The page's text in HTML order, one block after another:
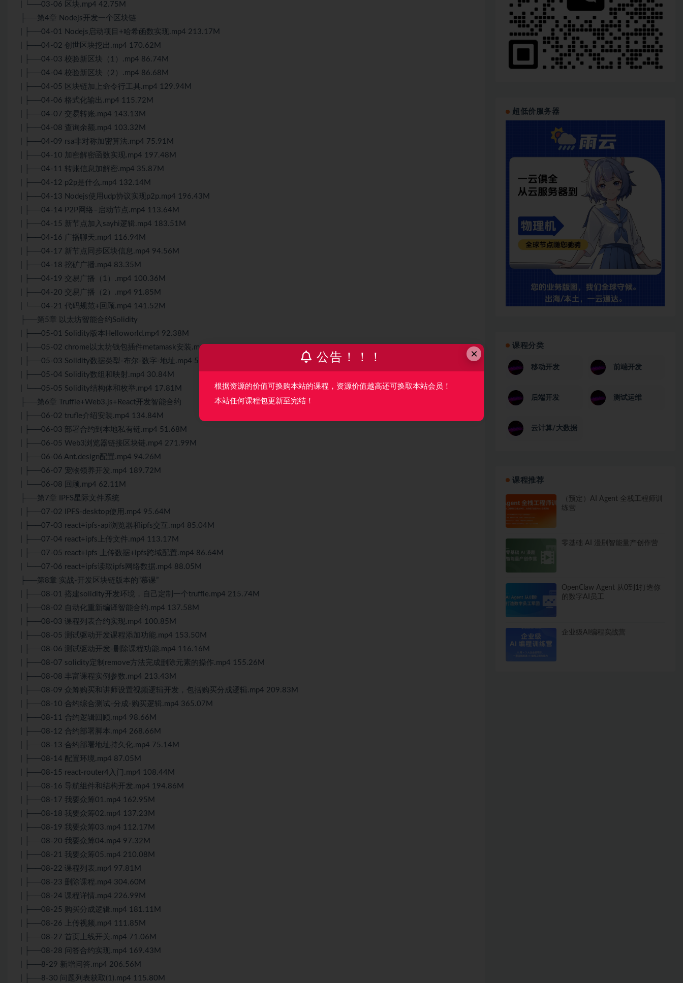
| └──03-06 区块.mp4 42.75M
├──第4章 Nodejs开发一个区块链
| ├──04-01 Nodejs启动项目+哈希函数实现.mp4 213.17M
| ├──04-02 创世区块挖出.mp4 170.62M
| ├──04-03 校验新区块（1）.mp4 86.74M
| ├──04-04 校验新区块（2）.mp4 86.68M
| ├──04-05 区块链加上命令行工具.mp4 129.94M
| ├──04-06 格式化输出.mp4 115.72M
| ├──04-07 交易转账.mp4 143.13M
| ├──04-08 查询余额.mp4 103.32M
| ├──04-09 rsa非对称加密算法.mp4 75.91M
| ├──04-10 加密解密函数实现.mp4 197.48M
| ├──04-11 转账信息加解密.mp4 35.87M
| ├──04-12 p2p是什么.mp4 132.14M
| ├──04-13 Nodejs使用udp协议实现p2p.mp4 196.43M
| ├──04-14 P2P网络–启动节点.mp4 113.64M
| ├──04-15 新节点加入sayhi逻辑.mp4 183.51M
| ├──04-16 广播聊天.mp4 116.94M
| ├──04-17 新节点同步区块信息.mp4 94.56M
| ├──04-18 挖矿广播.mp4 83.35M
| ├──04-19 交易广播（1）.mp4 100.36M
| ├──04-20 交易广播（2）.mp4 91.85M
| └──04-21 代码规范+回顾.mp4 141.52M
├──第5章 以太坊智能合约Solidity
| ├──05-01 Solidity版本Helloworld.mp4 92.38M
| ├──05-02 chrome以太坊钱包插件metamask安装.mp4 100.06M
| ├──05-03 Solidity数据类型-布尔-数字-地址.mp4 58.09M
| ├──05-04 Solidity数组和映射.mp4 30.84M
| └──05-05 Solidity结构体和枚举.mp4 17.81M
├──第6章 Truffle+Web3.js+React开发智能合约
| ├──06-02 trufle介绍安装.mp4 134.84M
| ├──06-03 部署合约到本地私有链.mp4 51.68M
| ├──06-05 Web3浏览器链接区块链.mp4 271.99M
| ├──06-06 Ant.design配置.mp4 94.26M
| ├──06-07 宠物领养开发.mp4 189.72M
| └──06-08 回顾.mp4 62.11M
├──第7章 IPFS星际文件系统
| ├──07-02 IPFS-desktop使用.mp4 95.64M
| ├──07-03 react+ipfs-api浏览器和ipfs交互.mp4 85.04M
| ├──07-04 react+ipfs上传文件.mp4 113.17M
| ├──07-05 react+ipfs 上传数据+ipfs跨域配置.mp4 86.64M
| └──07-06 react+ipfs读取ipfs网络数据.mp4 88.05M
├──第8章 实战-开发区块链版本的“慕课”
| ├──08-01 搭建solidity开发环境，自己定制一个truffle.mp4 215.74M
| ├──08-02 自动化重新编译智能合约.mp4 137.58M
| ├──08-03 课程列表合约实现.mp4 100.85M
| ├──08-05 测试驱动开发课程添加功能.mp4 153.50M
| ├──08-06 测试驱动开发-删除课程功能.mp4 116.16M
| ├──08-07 solidity定制remove方法完成删除元素的操作.mp4 155.26M
| ├──08-08 丰富课程实例参数.mp4 213.43M
| ├──08-09 众筹购买和讲师设置视频逻辑开发，包括购买分成逻辑.mp4 209.83M
| ├──08-10 合约综合测试-分成-购买逻辑.mp4 365.07M
| ├──08-11 合约逻辑回顾.mp4 98.66M
| ├──08-12 合约部署脚本.mp4 268.66M
| ├──08-13 合约部署地址持久化.mp4 75.14M
| ├──08-14 配置环境.mp4 87.05M
| ├──08-15 react-router4入门.mp4 108.44M
| ├──08-16 导航组件和结构开发.mp4 194.86M
| ├──08-17 我要众筹01.mp4 162.95M
| ├──08-18 我要众筹02.mp4 137.23M
| ├──08-19 我要众筹03.mp4 112.17M
| ├──08-20 我要众筹04.mp4 97.32M
| ├──08-21 我要众筹05.mp4 210.08M
| ├──08-22 课程列表.mp4 97.81M
| ├──08-23 删除课程.mp4 304.60M
| ├──08-24 课程详情.mp4 226.99M
| ├──08-25 购买分成逻辑.mp4 181.11M
| ├──08-26 上传视频.mp4 111.85M
| ├──08-27 首页上线开关.mp4 71.06M
| ├──08-28 问答合约实现.mp4 169.43M
| ├──8-29 新增问答.mp4 206.56M
| ├──8-30 问题列表获取(1).mp4 115.80M
超低价服务器
课程分类
移动开发 前端开发
后端开发 测试运维
云计算/大数据
课程推荐
（预定）AI Agent 全栈工程师训
练营
零基础 AI 漫剧智能量产创作营
OpenClaw Agent 从0到1打造你
的数字AI员工
企业级AI编程实战营
×
公告！！！
根据资源的价值可换购本站的课程，资源价值越高还可换取本站会员！
本站任何课程包更新至完结！